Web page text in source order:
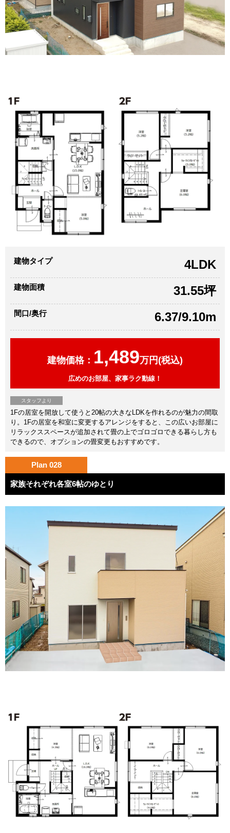
建物タイプ 4LDK
建物面積 31.55坪
間口/奥行 6.37/9.10m
建物価格： 1,489万円(税込)
広めのお部屋、家事ラク動線！
スタッフより
1Fの居室を開放して使うと20帖の大きなLDKを作れるのが魅力の間取
り。1Fの居室を和室に変更するアレンジをすると、この広いお部屋に
リラックススペースが追加されて畳の上でゴロゴロできる暮らし方も
できるので、オプションの畳変更もおすすめです。
Plan 028
家族それぞれ各室6帖のゆとり